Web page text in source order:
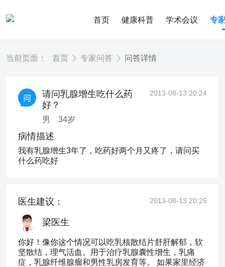
首页 健康科普 学术会议 专
当前页面： 首页 专家问答 问答详情
请问乳腺增生吃什么药
好？
男 34岁
2013-08-13 20:24
病情描述
我有乳腺增生3年了，吃药好两个月又疼了，请问买
什么药吃好
医生建议： 2013-08-13 20:25
梁医生
你好！像你这个情况可以吃乳核散结片舒肝解郁，软
坚散结，理气活血。用于治疗乳腺囊性增生，乳痛
症，乳腺纤维腺瘤和男性乳房发育等。 如果家里经济